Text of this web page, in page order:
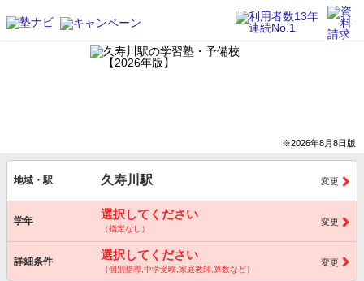
※2026年8月8日版
地域・駅 久寿川駅 変更
学年 選択してください
（指定なし）
変更
詳細条件 選択してください
（個別指導,中学受験,家庭教師,算数など）
変更